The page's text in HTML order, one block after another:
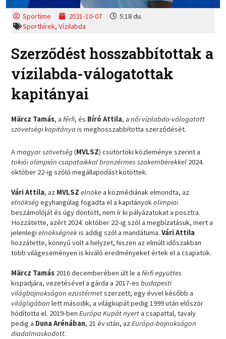
Sportime 2021-10-07
5:18 du.
Sporthírek,Vízilabda
Szerződést hosszabbítottak a
vízilabda-válogatottak
kapitányai
Märcz Tamás, aférfi, és Bíró Attila, anői vízilabda-válogatott
szövetségi kapitányais meghosszabbította szerződését.
Amagyar szövetség(MVLSZ) csütörtöki közleménye szerint a
tokiói olimpián csapataikkal bronzérmes szakemberekkel 2024.
október 22-ig szóló megállapodást kötöttek.
Vári Attila, az MVLSZelnökea közmédiának elmondta, az
elnökségegyhangúlag fogadta el a kapitányokolimpiai
beszámolóját és úgy döntött, nem ír ki pályázatokat a posztra.
Hozzátette, azért 2024. október 22-ig szól a megbízatásuk, mert a
jelenlegielnökségnekis addig szól a mandátuma.Vári Attila
hozzátette, könnyű volt a helyzet, hiszen az elmúlt időszakban
több világeseményen is kiváló eredményeket értek el a csapatok.
Märcz Tamás 2016 decemberében ült le aférfi együttes
kispadjára, vezetésével a gárda a 2017-esbudapesti
világbajnokságon ezüstérmetszerzett, egy évvel később a
világligábanlett második, a világkupát pedig 1999 után először
hódította el. 2019-benEurópa Kupátnyerta csapattal, tavaly
pedig a Duna Arénában, 21 év után, azEurópa-bajnokságon
diadalmaskodott.